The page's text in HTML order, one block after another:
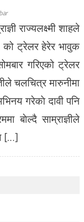
राज्यलक्ष्मी शाहले
ट्रेलर हेरेर भावुक
गरिएको ट्रेलर
चलचित्र मारुनीमा
गरेकाे दावी पनि
बाेल्दै साम्राज्ञीले
[…]